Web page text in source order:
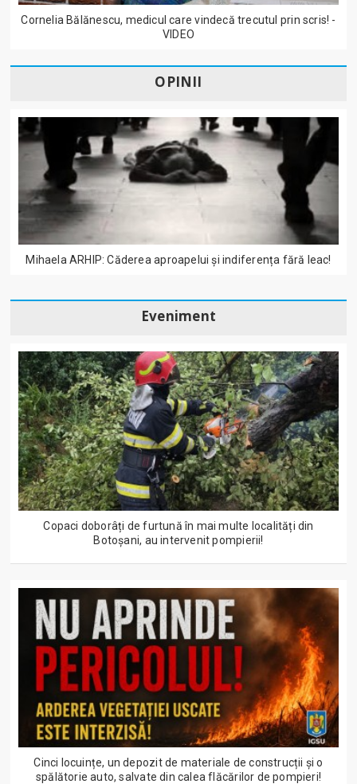
Cornelia Bălănescu, medicul care vindecă trecutul prin scris! -
VIDEO
OPINII
Mihaela ARHIP: Căderea aproapelui și indiferența fără leac!
Eveniment
Copaci doborâți de furtună în mai multe localități din
Botoșani, au intervenit pompierii!
Cinci locuințe, un depozit de materiale de construcții și o
spălătorie auto, salvate din calea flăcărilor de pompieri!